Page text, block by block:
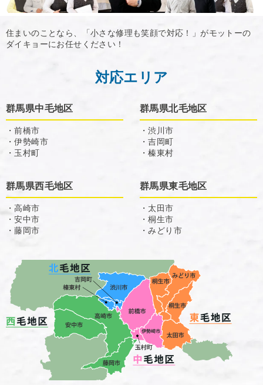
住まいのことなら、「小さな修理も笑顔で対応！」がモットーの
ダイキョーにお任せください！
対応エリア
群馬県中毛地区
・前橋市
・伊勢崎市
・玉村町
群馬県北毛地区
・渋川市
・吉岡町
・榛東村
群馬県西毛地区
・高崎市
・安中市
・藤岡市
群馬県東毛地区
・太田市
・桐生市
・みどり市